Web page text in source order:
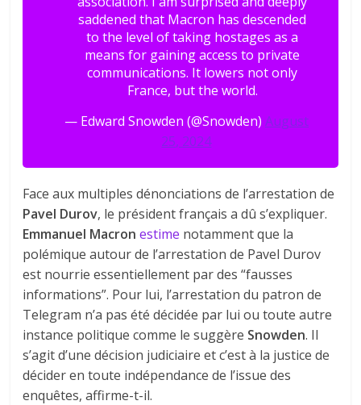
saddened that Macron has descended
to the level of taking hostages as a
means for gaining access to private
communications. It lowers not only
France, but the world.
— Edward Snowden (@Snowden) August
25, 2024
Face aux multiples dénonciations de l’arrestation de
Pavel Durov, le président français a dû s’expliquer.
Emmanuel Macron estime notamment que la
polémique autour de l’arrestation de Pavel Durov
est nourrie essentiellement par des “fausses
informations”. Pour lui, l’arrestation du patron de
Telegram n’a pas été décidée par lui ou toute autre
instance politique comme le suggère Snowden. Il
s’agit d’une décision judiciaire et c’est à la justice de
décider en toute indépendance de l’issue des
enquêtes, affirme-t-il.